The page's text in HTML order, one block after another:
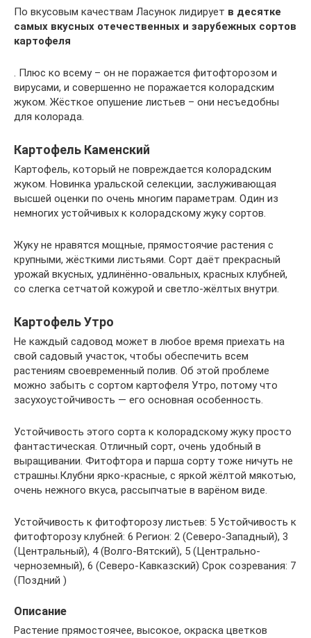
По вкусовым качествам Ласунок лидирует в десятке
самых вкусных отечественных и зарубежных сортов
картофеля
. Плюс ко всему – он не поражается фитофторозом и
вирусами, и совершенно не поражается колорадским
жуком. Жёсткое опушение листьев – они несъедобны
для колорада.
Картофель Каменский
Картофель, который не повреждается колорадским
жуком. Новинка уральской селекции, заслуживающая
высшей оценки по очень многим параметрам. Один из
немногих устойчивых к колорадскому жуку сортов.
Жуку не нравятся мощные, прямостоячие растения с
крупными, жёсткими листьями. Сорт даёт прекрасный
урожай вкусных, удлинённо-овальных, красных клубней,
со слегка сетчатой кожурой и светло-жёлтых внутри.
Картофель Утро
Не каждый садовод может в любое время приехать на
свой садовый участок, чтобы обеспечить всем
растениям своевременный полив. Об этой проблеме
можно забыть с сортом картофеля Утро, потому что
засухоустойчивость — его основная особенность.
Устойчивость этого сорта к колорадскому жуку просто
фантастическая. Отличный сорт, очень удобный в
выращивании. Фитофтора и парша сорту тоже ничуть не
страшны.Клубни ярко-красные, с яркой жёлтой мякотью,
очень нежного вкуса, рассыпчатые в варёном виде.
Устойчивость к фитофторозу листьев: 5 Устойчивость к
фитофторозу клубней: 6 Регион: 2 (Северо-Западный), 3
(Центральный), 4 (Волго-Вятский), 5 (Центрально-
черноземный), 6 (Северо-Кавказский) Срок созревания: 7
(Поздний )
Описание
Растение прямостоячее, высокое, окраска цветков